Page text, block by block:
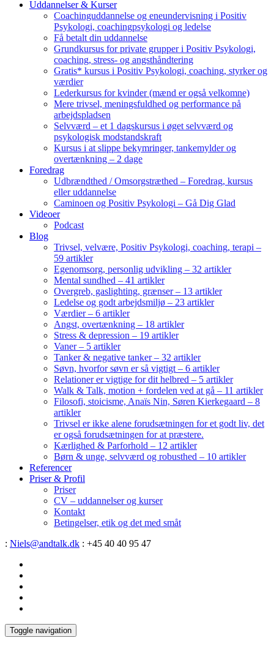
Uddannelser & Kurser
Coachinguddannelse og eneundervisning i Positiv
Psykologi, coachingpsykologi og ledelse
Få betalt din uddannelse
Grundkursus for private grupper i Positiv Psykologi,
coaching, stress- og angsthåndtering
Gratis* kursus i Positiv Psykologi, coaching, styrker og
værdier
Lederkursus for kvinder (mænd er også velkomne)
Mere trivsel, meningsfuldhed og performance på
arbejdspladsen
Selvværd – et 1 dagskursus i øget selvværd og
psykologisk modstandskraft
Kursus i at slippe bekymringer, tankemylder og
overtænkning – 2 dage
Foredrag
Udbrændthed / Omsorgstræthed – Foredrag, kursus
eller uddannelse
Caminoen og Positiv Psykologi – Gå Dig Glad
Videoer
Podcast
Blog
Trivsel, velvære, Positiv Psykologi, coaching, terapi –
59 artikler
Egenomsorg, personlig udvikling – 32 artikler
Mental sundhed – 41 artikler
Overgreb, gaslighting, grænser – 13 artikler
Ledelse og godt arbejdsmiljø – 23 artikler
Værdier – 6 artikler
Angst, overtænkning – 18 artikler
Stress & depression – 19 artikler
Vaner – 5 artikler
Tanker & negative tanker – 32 artikler
Søvn, hvorfor søvn er så vigtigt – 6 artikler
Relationer er vigtige for dit helbred – 5 artikler
Walk & Talk, motion + fordelen ved at gå – 11 artikler
Filosofi, stoicisme, Anaïs Nin, Søren Kierkegaard – 8
artikler
Trivsel er ikke alene forudsætningen for et godt liv, det
er også forudsætningen for at præstere.
Kærlighed & Parforhold – 12 artikler
Børn & unge, selvværd og robusthed – 10 artikler
Referencer
Priser & Profil
Priser
CV – uddannelser og kurser
Kontakt
Betingelser, etik og det med småt
: Niels@andtalk.dk : +45 40 40 95 47
Toggle navigation